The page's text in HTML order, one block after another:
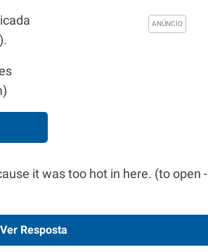
).
it was too hot in here. (to open
Ver Resposta